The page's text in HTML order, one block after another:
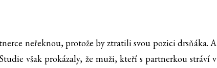
neřeknou, protože by ztratili svou pozici drsňáka. A
však prokázaly, že muži, kteří s partnerkou stráví v